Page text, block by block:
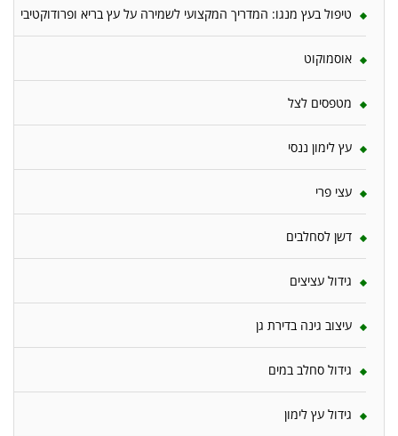
טיפול בעץ מנגו: המדריך המקצועי לשמירה על עץ בריא ופרודוקטיבי
אוסמוקוט
מטפסים לצל
עץ לימון ננסי
עצי פרי
דשן לסחלבים
גידול עציצים
עיצוב גינה בדירת גן
גידול סחלב במים
גידול עץ לימון